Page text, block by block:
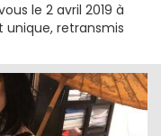
le 2 avril 2019 à
unique, retransmis